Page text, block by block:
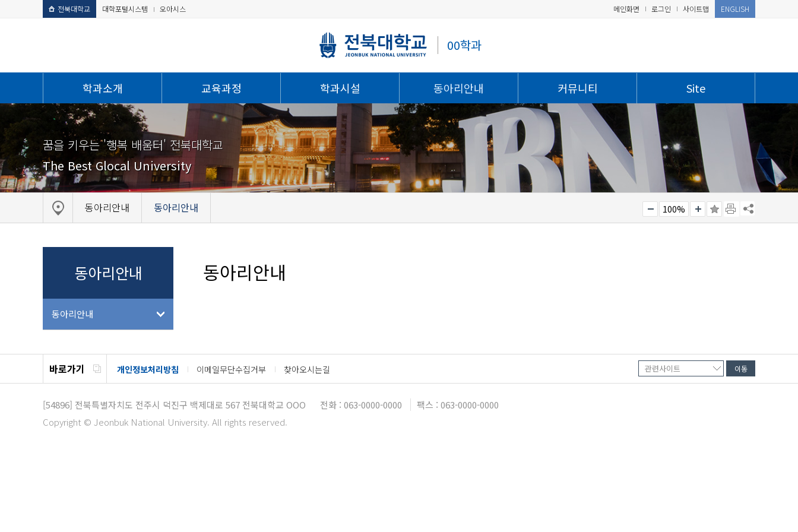
전북대학교 대학포털시스템 오아시스
00학과
메인화면 로그인 사이트맵 ENGLISH
학과소개 교육과정 학과시설 동아리안내 커뮤니티 Site
꿈을 키우는 '행복 배움터' 전북대학교
The Best Glocal University
동아리안내 동아리안내 100%
동아리안내
동아리안내
동아리안내
바로가기 개인정보처리방침 이메일무단수집거부 찾아오시는길
[54896] 전북특별자치도 전주시 덕진구 백제대로 567 전북대학교 OOO 전화 : 063-0000-0000
팩스 : 063-0000-0000
Copyright © Jeonbuk National University. All rights reserved.